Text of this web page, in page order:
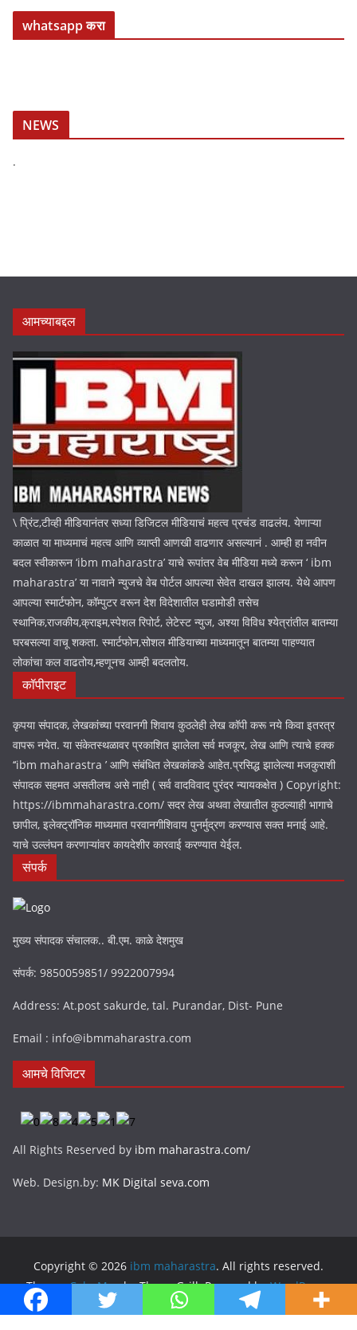
whatsapp करा
NEWS
.
आमच्याबद्दल
\ प्रिंट,टीव्ही मीडियानंतर सध्या डिजिटल मीडियाचं महत्व प्रचंड वाढलंय. येणाऱ्या
काळात या माध्यमाचं महत्व आणि व्याप्ती आणखी वाढणार असल्यानं . आम्ही हा नवीन
बदल स्वीकारून ‘ibm maharastra’ याचे रूपांतर वेब मीडिया मध्ये करून ‘ ibm
maharastra’ या नावाने न्युजचे वेब पोर्टल आपल्या सेवेत दाखल झालय. येथे आपण
आपल्या स्मार्टफोन, कॉम्पुटर वरून देश विदेशातील घडामोडी तसेच
स्थानिक,राजकीय,क्राइम,स्पेशल रिपोर्ट, लेटेस्ट न्युज, अश्या विविध श्येत्रांतील बातम्या
घरबसल्या वाचू शकता. स्मार्टफोन,सोशल मीडियाच्या माध्यमातून बातम्या पाहण्यात
लोकांचा कल वाढतोय,म्हणूनच आम्ही बदलतोय.
कॉपीराइट
कृपया संपादक, लेखकांच्या परवानगी शिवाय कुठलेही लेख कॉपी करू नये किवा इतरत्र
वापरू नयेत. या संकेतस्थळावर प्रकाशित झालेला सर्व मजकूर, लेख आणि त्याचे हक्क
‘‘ibm maharastra ’ आणि संबंधित लेखकांकडे आहेत.प्रसिद्ध झालेल्या मजकुराशी
संपादक सहमत असतीलच असे नाही ( सर्व वादविवाद पुरंदर न्यायकक्षेत ) Copyright:
https://ibmmaharastra.com/ सदर लेख अथवा लेखातील कुठल्याही भागाचे
छापील, इलेक्ट्रॉनिक माध्यमात परवानगीशिवाय पुनर्मुद्रण करण्यास सक्त मनाई आहे.
याचे उल्लंघन करणाऱ्यांवर कायदेशीर कारवाई करण्यात येईल.
संपर्क
मुख्य संपादक संचालक.. बी.एम. काळे देशमुख
संपर्क: 9850059851/ 9922007994
Address: At.post sakurde, tal. Purandar, Dist- Pune
Email : info@ibmmaharastra.com
आमचे विजिटर
All Rights Reserved by ibm maharastra.com/
Web. Design.by: MK Digital seva.com
Copyright © 2026 ibm maharastra. All rights reserved.
Theme:ColorMagby ThemeGrill. Powered byWordPress.